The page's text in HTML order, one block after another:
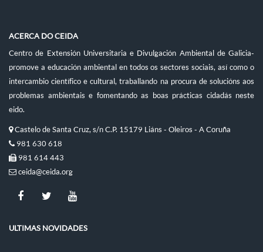
ACERCA DO CEIDA
Centro de Extensión Universitaria e Divulgación Ambiental de Galicia-
promove a educación ambiental en todos os sectores sociais, así como o
intercambio científico e cultural, traballando na procura de solucións aos
problemas ambientais e fomentando as boas prácticas cidadás neste
eido.
Castelo de Santa Cruz, s/n C.P. 15179 Liáns - Oleiros - A Coruña
981 630 618
981 614 443
ceida@ceida.org
ULTIMAS NOVIDADES